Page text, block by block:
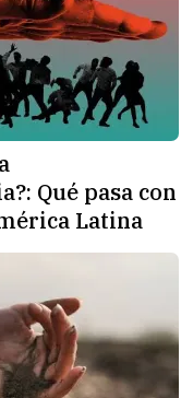
Qué pasa con
Latina